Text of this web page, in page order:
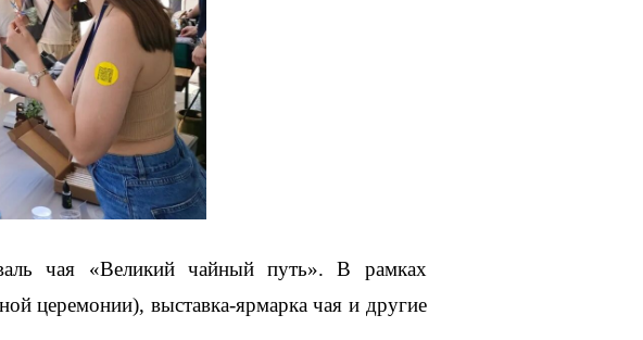
чая «Великий чайный путь». В рамках
церемонии), выставка-ярмарка чая и другие